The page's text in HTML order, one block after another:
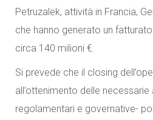
Petruzalek, attività in Francia,
che hanno generato un
circa 140 milioni €.
Si prevede che il closing
all’ottenimento delle
regolamentari e governative-